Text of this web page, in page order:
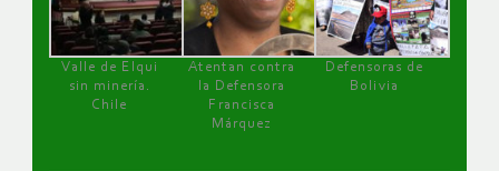
Valle de Elqui
sin minería.
Chile
Atentan contra
la Defensora
Francisca
Márquez
Defensoras de
Bolivia